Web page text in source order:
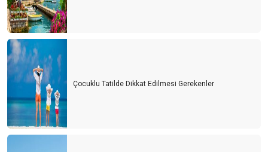
Çocuklu Tatilde Dikkat Edilmesi Gerekenler